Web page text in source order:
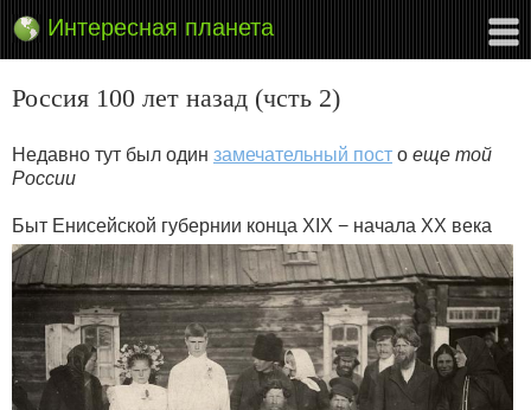
Интересная планета
Россия 100 лет назад (чсть 2)
Недавно тут был один замечательный пост о еще той
России
Быт Енисейской губернии конца XIX − начала XX века